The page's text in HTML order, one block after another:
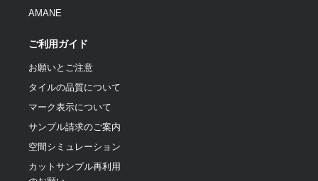
AMANE
ご利用ガイド
お願いとご注意
タイルの品質について
マーク表示について
サンプル請求のご案内
空間シミュレーション
カットサンプル再利用